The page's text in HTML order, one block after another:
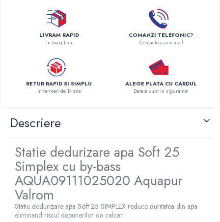
Centrale peleti lemn
LIVRAM RAPID
In toata tara
COMANZI TELEFONIC?
Contacteaza-ne aici!
RETUR RAPID SI SIMPLU
In termen de 14 zile
ALEGE PLATA CU CARDUL
Datele sunt in siguranta!
Descriere
Statie dedurizare apa Soft 25
Simplex cu by-bass
AQUA09111025020 Aquapur
Valrom
Statie dedurizare apa Soft 25 SIMPLEX reduce duritatea din apa
eliminand riscul depunerilor de calcar.